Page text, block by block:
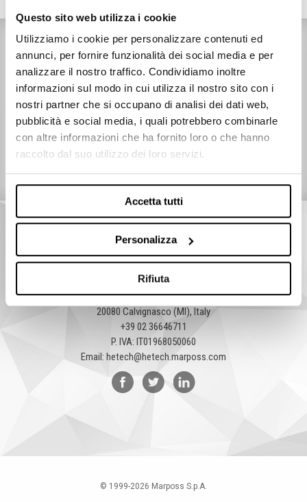
Questo sito web utilizza i cookie
Utilizziamo i cookie per personalizzare contenuti ed
annunci, per fornire funzionalità dei social media e per
analizzare il nostro traffico. Condividiamo inoltre
informazioni sul modo in cui utilizza il nostro sito con i
nostri partner che si occupano di analisi dei dati web,
pubblicità e social media, i quali potrebbero combinarle
con altre informazioni che ha fornito loro o che hanno
raccolto dal suo utilizzo dei loro servizi.
Accetta tutti
Personalizza
Rifiuta
DESCRIPTION
Designed and built to perform a wide range of checks, from
electrical functional tests to stress tests, from checking the
presence of components to visual inspection or compliance
of product labels with the line currently in production.
HeTech
Via Dell'Industria, 1
20080 Calvignasco (MI), Italy
+39 02 36646711
P. IVA: IT01968050060
Email: hetech@hetech.marposs.com
© 1999-2026 Marposs S.p.A.